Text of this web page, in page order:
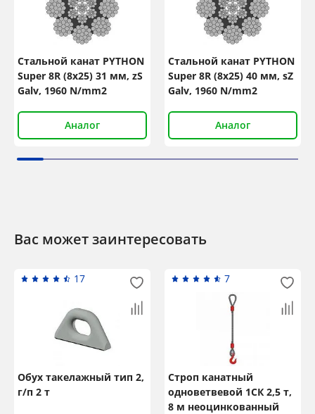
Стальной канат PYTHON
Super 8R (8x25) 31 мм, zS
Galv, 1960 N/mm2
Аналог
Стальной канат PYTHON
Super 8R (8x25) 40 мм, sZ
Galv, 1960 N/mm2
Аналог
Вас может заинтересовать
17
Обух такелажный тип 2,
г/п 2 т
7
Строп канатный
одноветвевой 1СК 2,5 т,
8 м неоцинкованный